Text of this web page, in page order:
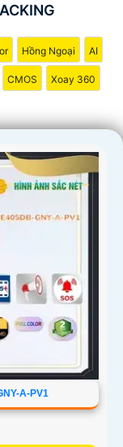
Hồng Ngoại AI
CMOS Xoay 360
A-PV1